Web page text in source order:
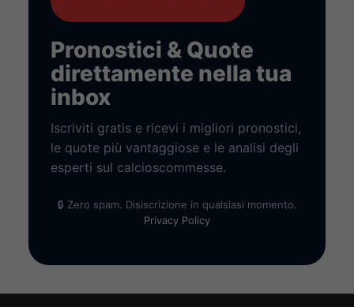
Pronostici & Quote
direttamente nella tua
inbox
Iscriviti gratis e ricevi i migliori pronostici,
le quote più vantaggiose e le analisi degli
esperti sul calcioscommesse.
🔒 Zero spam. Disiscrizione in qualsiasi momento.
Privacy Policy